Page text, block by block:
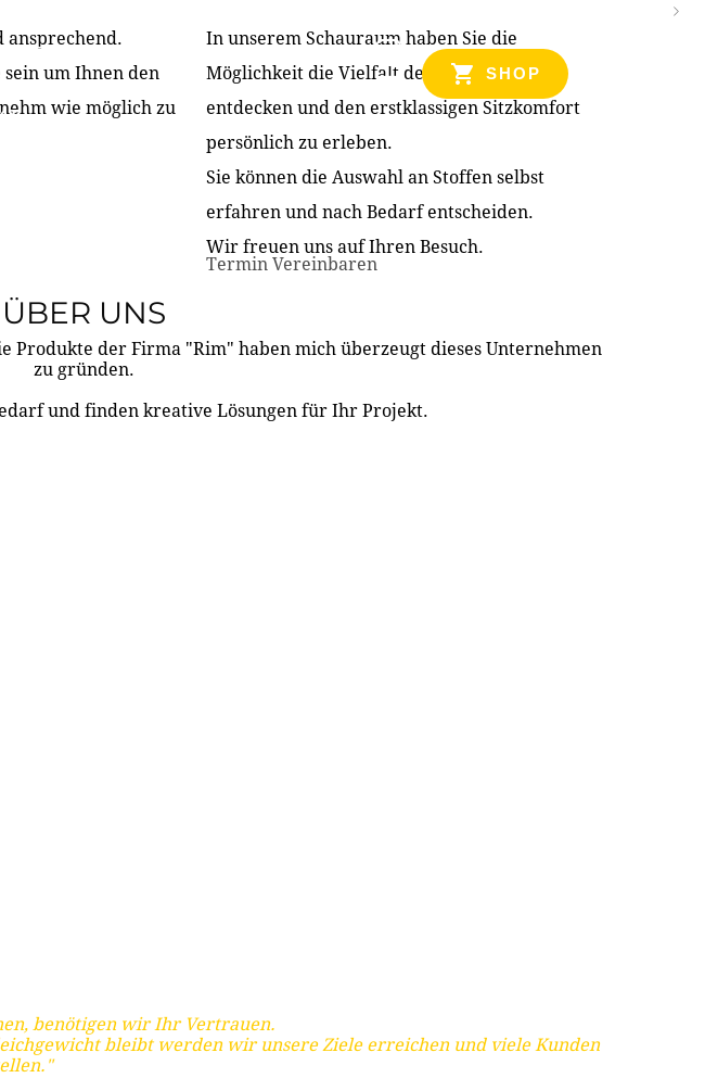
PARTNER & REFERENZEN
SHOP
ansprechend.
um Ihnen den
wie möglich zu
In unserem Schauraum haben Sie die
Möglichkeit die Vielfalt der Produkte zu
entdecken und den erstklassigen Sitzkomfort
persönlich zu erleben.
Sie können die Auswahl an Stoffen selbst
erfahren und nach Bedarf entscheiden.
Wir freuen uns auf Ihren Besuch.
Termin Vereinbaren
ÜBER UNS
der Firma "Rim" haben mich überzeugt dieses Unternehmen
zu gründen.
und finden kreative Lösungen für Ihr Projekt.
benötigen wir Ihr Vertrauen.
bleibt werden wir unsere Ziele erreichen und viele Kunden